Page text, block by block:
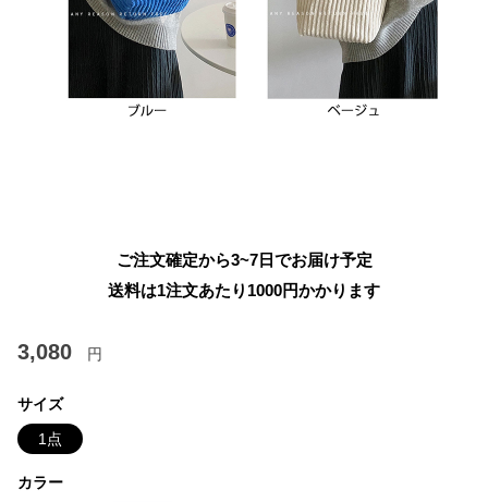
ご注文確定から3~7日でお届け予定
送料は1注文あたり 1000円かかります
3,080 円
サイズ
1点
カラー